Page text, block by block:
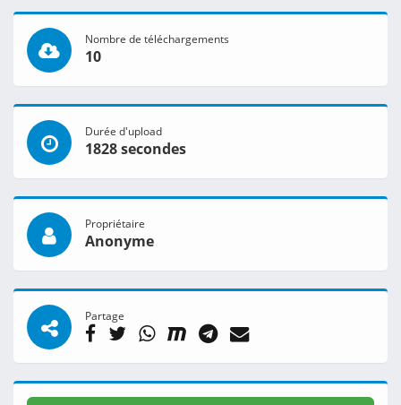
Nombre de téléchargements
10
Durée d'upload
1828 secondes
Propriétaire
Anonyme
Partage